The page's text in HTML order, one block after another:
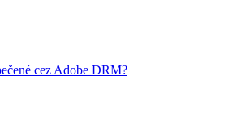
cez Adobe DRM?